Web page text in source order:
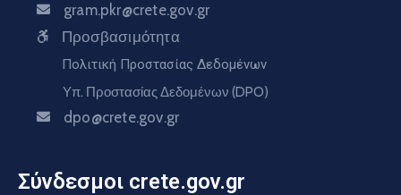
gram.pkr@crete.gov.gr
Προσβασιμότητα
Πολιτική Προστασίας Δεδομένων
Υπ. Προστασίας Δεδομένων (DPO)
dpo@crete.gov.gr
Σύνδεσμοι crete.gov.gr